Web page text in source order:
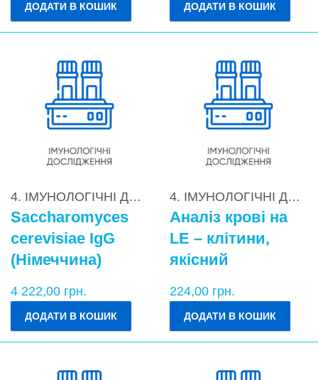
ДОДАТИ В КОШИК ДОДАТИ В КОШИК
4. ІМУНОЛОГІЧНІ ДОСЛІДЖЕННЯ ,4.2.
Saccharomyces
cerevisiae IgG
(Німеччина)
4 222,00 грн.
ДОДАТИ В КОШИК
4. ІМУНОЛОГІЧНІ ДОСЛІДЖЕННЯ
Аналіз крові на
LE – клітини,
якісний
224,00 грн.
ДОДАТИ В КОШИК